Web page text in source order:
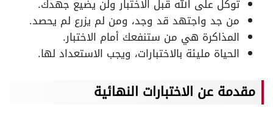
توكل على الله قبل الاختبار ولن يضيع جهدك.
من جد واجتهد قد وجد، ومن لم يزرع لم يحصد.
المذاكرة هي من ستنفعك أمام الاختبار.
الحياة مليئة بالاختبارات، ويجب الاستعداد لها.
مقدمة عن الاختبارات النهائية